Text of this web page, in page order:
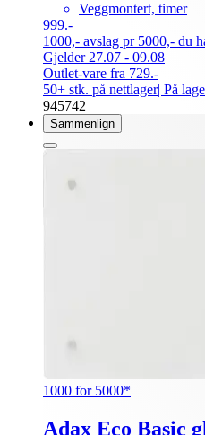
Veggmontert, timer
999.-
1000,- avslag pr 5000,- du
Gjelder 27.07 - 09.08
Outlet-vare fra 729.-
50+ stk. på nettlager| På
945742
Sammenlign
1000 for 5000*
Adax Eco Basic